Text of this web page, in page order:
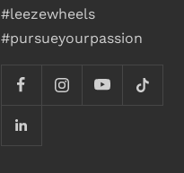
#leezewheels
#pursueyourpassion